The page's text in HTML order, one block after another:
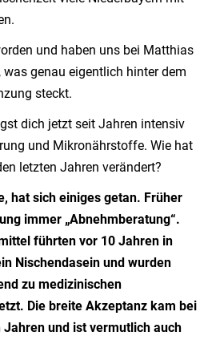
und haben uns bei Matthias
genau eigentlich hinter dem
steckt.
dich jetzt seit Jahren intensiv
und Mikronährstoffe. Wie hat
letzten Jahren verändert?
hat sich einiges getan. Früher
immer „Abnehmberatung“.
führten vor 10 Jahren in
Nischendasein und wurden
zu medizinischen
Die breite Akzeptanz kam bei
und ist vermutlich auch